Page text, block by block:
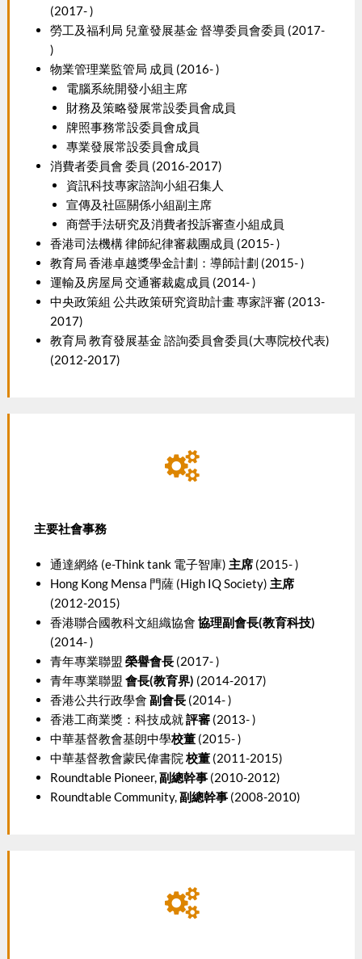
(2017- )
勞工及福利局 兒童發展基金 督導委員會委員 (2017-
)
物業管理業監管局 成員 (2016- )
電腦系統開發小組主席
財務及策略發展常設委員會成員
牌照事務常設委員會成員
專業發展常設委員會成員
消費者委員會 委員 (2016-2017)
資訊科技專家諮詢小組召集人
宣傳及社區關係小組副主席
商營手法研究及消費者投訴審查小組成員
香港司法機構 律師紀律審裁團成員 (2015- )
教育局 香港卓越獎學金計劃：導師計劃 (2015- )
運輸及房屋局 交通審裁處成員 (2014- )
中央政策組 公共政策研究資助計畫 專家評審 (2013-
2017)
教育局 教育發展基金 諮詢委員會委員(大專院校代表)
(2012-2017)
主要社會事務
通達網絡 (e-Think tank 電子智庫) 主席 (2015- )
Hong Kong Mensa 門薩 (High IQ Society) 主席
(2012-2015)
香港聯合國教科文組織協會 協理副會長(教育科技)
(2014- )
青年專業聯盟 榮譽會長 (2017- )
青年專業聯盟 會長(教育界) (2014-2017)
香港公共行政學會 副會長 (2014- )
香港工商業獎：科技成就評審 (2013- )
中華基督教會基朗中學校董 (2015- )
中華基督教會蒙民偉書院 校董 (2011-2015)
Roundtable Pioneer,副總幹事(2010-2012)
Roundtable Community,副總幹事 (2008-2010)